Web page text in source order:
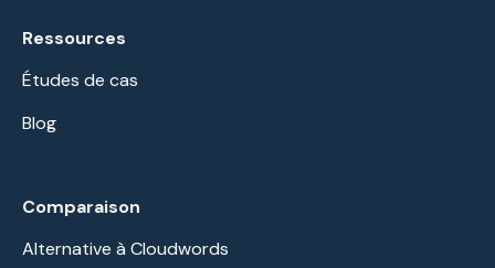
Ressources
Études de cas
Blog
Comparaison
Alternative à Cloudwords